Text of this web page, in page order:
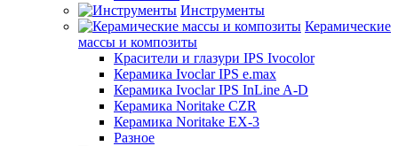
Инструменты
Керамические
массы и композиты
Красители и глазури IPS Ivocolor
Керамика Ivoclar IPS e.max
Керамика Ivoclar IPS InLine A-D
Керамика Noritake CZR
Керамика Noritake EX-3
Разное